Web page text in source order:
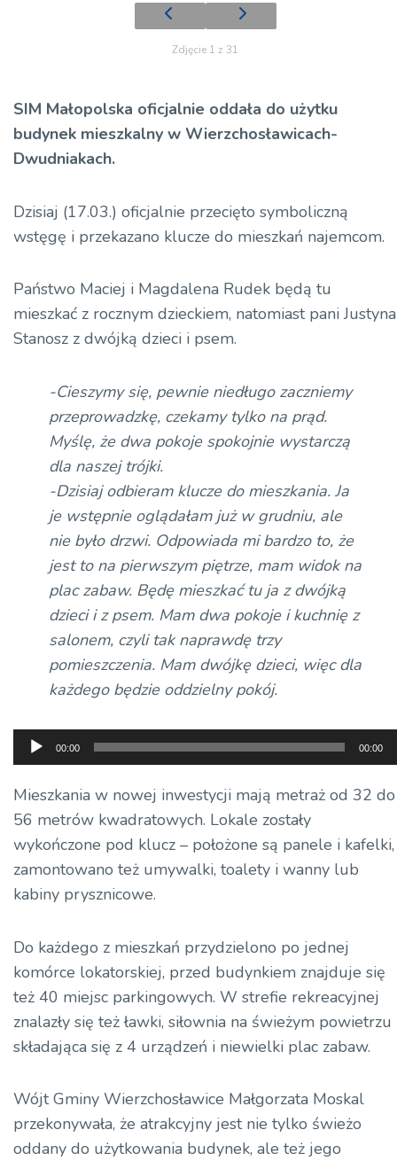
Zdjęcie 1 z 31
SIM Małopolska oficjalnie oddała do użytku
budynek mieszkalny w Wierzchosławicach-
Dwudniakach.
Dzisiaj (17.03.) oficjalnie przecięto symboliczną
wstęgę i przekazano klucze do mieszkań najemcom.
Państwo Maciej i Magdalena Rudek będą tu
mieszkać z rocznym dzieckiem, natomiast pani Justyna
Stanosz z dwójką dzieci i psem.
-Cieszymy się, pewnie niedługo zaczniemy
przeprowadzkę, czekamy tylko na prąd.
Myślę, że dwa pokoje spokojnie wystarczą
dla naszej trójki.
-Dzisiaj odbieram klucze do mieszkania. Ja
je wstępnie oglądałam już w grudniu, ale
nie było drzwi. Odpowiada mi bardzo to, że
jest to na pierwszym piętrze, mam widok na
plac zabaw. Będę mieszkać tu ja z dwójką
dzieci i z psem. Mam dwa pokoje i kuchnię z
salonem, czyli tak naprawdę trzy
pomieszczenia. Mam dwójkę dzieci, więc dla
każdego będzie oddzielny pokój.
Odtwarzacz
plików
dźwiękowych
00:00 00:00
Mieszkania w nowej inwestycji mają metraż od 32 do
56 metrów kwadratowych. Lokale zostały
wykończone pod klucz – położone są panele i kafelki,
zamontowano też umywalki, toalety i wanny lub
kabiny prysznicowe.
Do każdego z mieszkań przydzielono po jednej
komórce lokatorskiej, przed budynkiem znajduje się
też 40 miejsc parkingowych. W strefie rekreacyjnej
znalazły się też ławki, siłownia na świeżym powietrzu
składająca się z 4 urządzeń i niewielki plac zabaw.
Wójt Gminy Wierzchosławice Małgorzata Moskal
przekonywała, że atrakcyjny jest nie tylko świeżo
oddany do użytkowania budynek, ale też jego